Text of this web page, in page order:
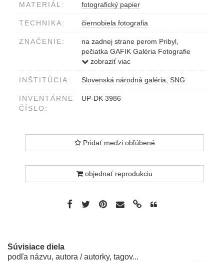
MATERIÁL: fotografický papier
TECHNIKA: čiernobiela fotografia
ZNAČENIE:
na zadnej strane perom Pribyl,
pečiatka GAFIK Galéria Fotografie
Ivana Kozáčka Bratislava, pečiatka
Président: Ivan Kozáček, Murgašova
zobraziť viac
INŠTITÚCIA: Slovenská národná galéria, SNG
INVENTÁRNE
ČÍSLO:
UP-DK 3986
Pridať medzi obľúbené
objednať reprodukciu
Súvisiace diela
podľa názvu, autora / autorky, tagov...